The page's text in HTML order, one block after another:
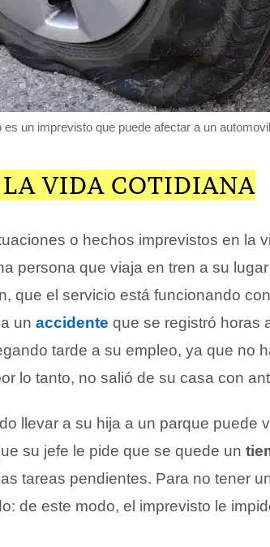
es un imprevisto que puede afectar a un
VIDA COTIDIANA
o hechos imprevistos en la
persona que viaja en tren a su
que el servicio está funcionando
un accidente que se registró horas
tarde a su empleo, ya que no
lo tanto, no salió de su casa con
llevar a su hija a un parque puede
su jefe le pide que se quede un
tareas pendientes. Para no tener
de este modo, el imprevisto le